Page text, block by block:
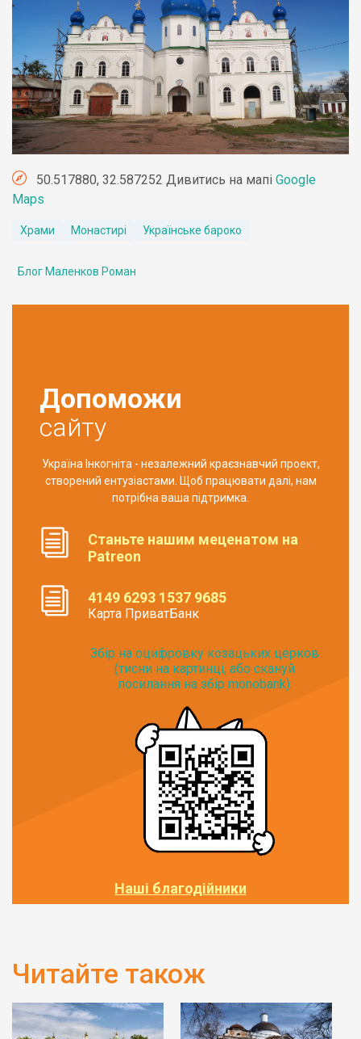
50.517880, 32.587252 Дивитись на мапі Google
Maps
Храми Монастирі Українське бароко
Блог Маленков Роман
Допоможи
сайту
Україна Інкогніта - незалежний краєзнавчий проект,
створений ентузіастами. Щоб працювати далі, нам
потрібна ваша підтримка.
Станьте нашим меценатом на
Patreon
4149 6293 1537 9685
Карта ПриватБанк
Збір на оцифровку козацьких церков
(тисни на картинці, або скануй
посилання на збір monobank):
Наші благодійники
Читайте також